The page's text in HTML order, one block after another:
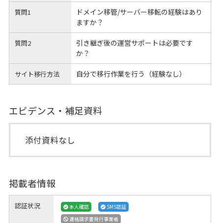
質問1
ドメイン移管/サーバー移転の経験はあり
ますか？
質問2
引き継ぎ後の運営サポートは必要です
か？
サイト移行方法 自分で移行作業を行う（経験なし）
エビデンス・補足資料
添付資料なし
掲載者情報
認証状況 本人確認
SMS認証
適格請求書発行事業者